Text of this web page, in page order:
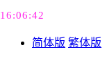
16:06:43
简体版 繁体版